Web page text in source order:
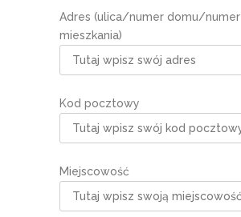
Adres (ulica/numer domu/numer
mieszkania)
Kod pocztowy
Miejscowość